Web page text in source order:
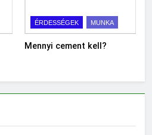
ÉRDESSÉGEK MUNKA
Mennyi cement kell?